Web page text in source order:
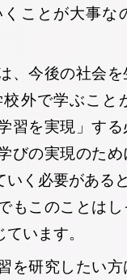
ことが大事な
、今後の社会
外で学ぶこと
習を実現」す
びの実現のた
く必要がある
もこのことは
います。
を研究したい